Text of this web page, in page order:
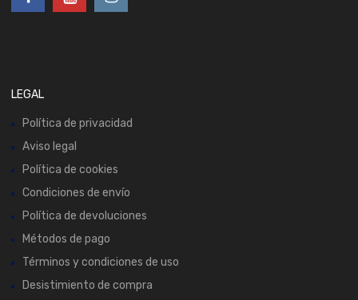
LEGAL
Política de privacidad
Aviso legal
Política de cookies
Condiciones de envío
Política de devoluciones
Métodos de pago
Términos y condiciones de uso
Desistimiento de compra